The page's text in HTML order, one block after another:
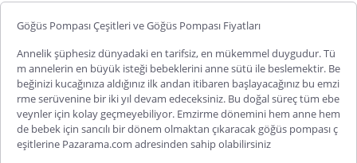
Göğüs Pompası Çeşitleri ve Göğüs Pompası Fiyatları
Annelik şüphesiz dünyadaki en tarifsiz, en mükemmel duygudur. Tü
m annelerin en büyük isteği bebeklerini anne sütü ile beslemektir. Be
beğinizi kucağınıza aldığınız ilk andan itibaren başlayacağınız bu emzi
rme serüvenine bir iki yıl devam edeceksiniz. Bu doğal süreç tüm ebe
veynler için kolay geçmeyebiliyor. Emzirme dönemini hem anne hem
de bebek için sancılı bir dönem olmaktan çıkaracak göğüs pompası ç
eşitlerine Pazarama.com adresinden sahip olabilirsiniz